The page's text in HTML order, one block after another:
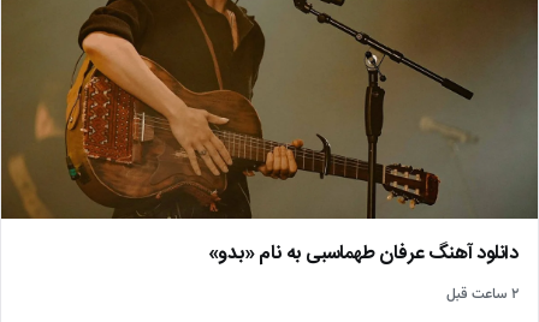
دانلود آهنگ عرفان طهماسبی به نام «بدو»
۲ ساعت قبل